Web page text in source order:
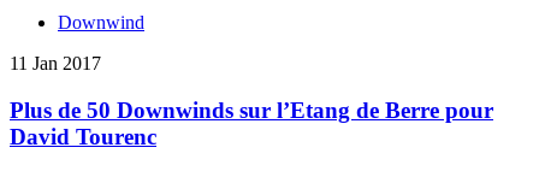
Downwind
11 Jan 2017
Plus de 50 Downwinds sur l’Etang de Berre pour
David Tourenc